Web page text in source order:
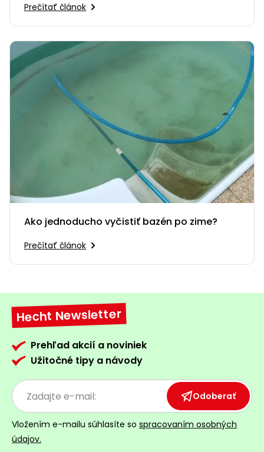
Prečítať článok
Ako jednoducho vyčistiť bazén po zime?
Prečítať článok
Hecht Newsletter
Prehľad akcií a noviniek
Užitočné tipy a návody
Odoberať
Vložením e-mailu súhlasíte so spracovaním osobných
údajov.